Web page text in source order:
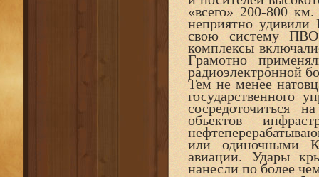
«всего» 200-800
неприятно
свою систему
комплексы
Грамотно
радиоэлектронной
Тем не менее
государственного
сосредоточиться
объектов
или одиночными
авиации. Удары
нанесли по более